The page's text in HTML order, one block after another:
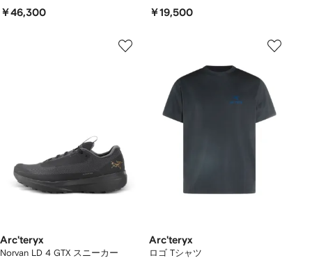
￥46,300 ￥19,500
Arc'teryx
Norvan LD 4 GTX スニーカー
Arc'teryx
ロゴ Tシャツ